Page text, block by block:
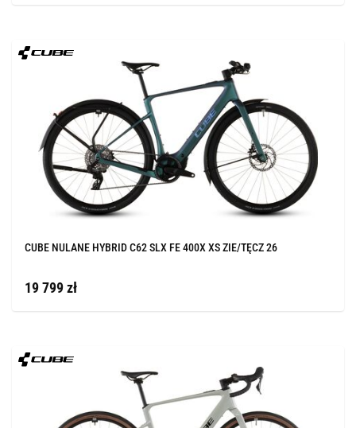
CUBE NULANE HYBRID C62 SLX FE 400X XS ZIE/TĘCZ 26
19 799 zł